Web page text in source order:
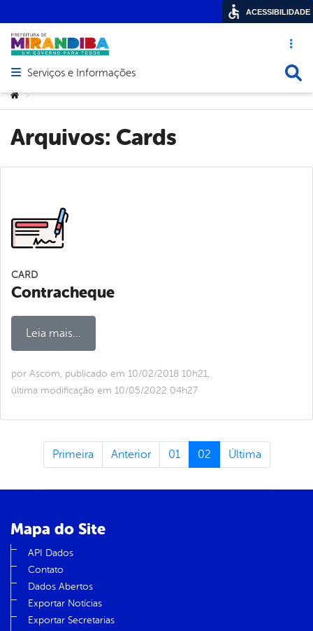
Acesso
Abrir menu principal de navegação
Serviços e Informações
Você está aqui:
>
Arquivos: Cards
CARD
Contracheque
Leia mais...
por Ascom, publicado em 10/02/2018 10h21,
última modificação em 10/05/2022 04h27
Primeira Anterior 01 02 Última
Mapa do Site
API Dados
Contato
Dados Abertos
Exportar Notícias
Exportar Secretarias
ACESSIBILIDADE